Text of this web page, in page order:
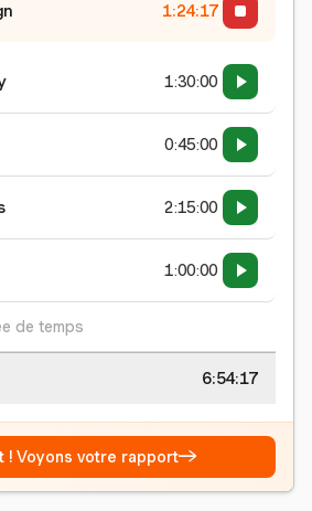
1:24:17
1:30:00
0:45:00
2:15:00
1:00:00
de temps
6:54:17
! Voyons votre rapport→